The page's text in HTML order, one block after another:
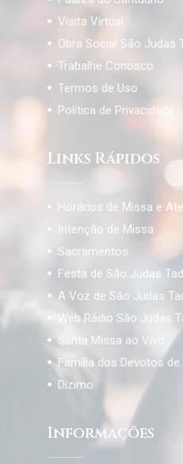
Visita Virtual
Obra Social São Judas
Trabalhe Conosco
Termos de Uso
Política de Privacidade
Links Rápidos
Horários de Missa e
Intenção de Missa
Sacramentos
Festa de São Judas
A Voz de São Judas
Web Rádio São Judas
Santa Missa ao Vivo
Família dos Devotos
Dízimo
Informações